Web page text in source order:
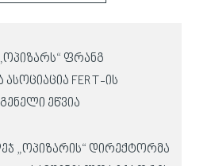
ფრანგ
FERT-ის
ეწვია
„ოპიზარის“ დირექტორმა